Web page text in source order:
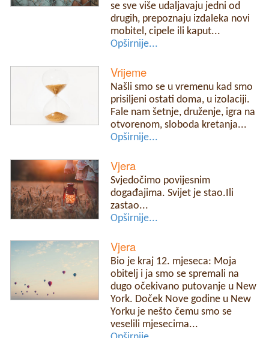
se sve više udaljavaju jedni od
drugih, prepoznaju izdaleka novi
mobitel, cipele ili kaput...
Opširnije...
Vrijeme
Našli smo se u vremenu kad smo
prisiljeni ostati doma, u izolaciji.
Fale nam šetnje, druženje, igra na
otvorenom, sloboda kretanja...
Opširnije...
Vjera
Svjedočimo povijesnim
događajima. Svijet je stao.Ili
zastao...
Opširnije...
Vjera
Bio je kraj 12. mjeseca: Moja
obitelj i ja smo se spremali na
dugo očekivano putovanje u New
York. Doček Nove godine u New
Yorku je nešto čemu smo se
veselili mjesecima...